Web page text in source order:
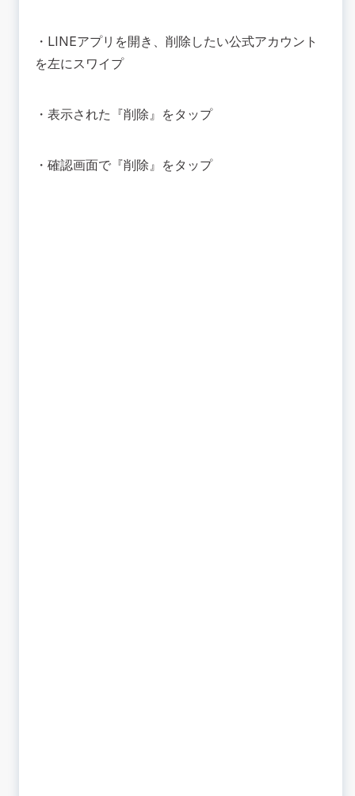
・LINEアプリを開き、削除したい公式アカウント
を左にスワイプ
・表示された『削除』をタップ
・確認画面で『削除』をタップ